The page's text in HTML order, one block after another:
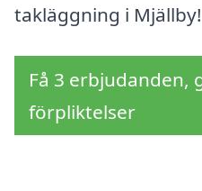
takläggning i Mjällby!
Få 3 erbjudanden,
förpliktelser